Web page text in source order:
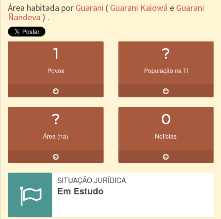
Área habitada por Guarani ( Guarani Kaiowá e Guarani
Ñandeva ) .
1
Povos
?
População na TI
?
Área (ha)
0
Notícias
SITUAÇÃO JURÍDICA
Em Estudo